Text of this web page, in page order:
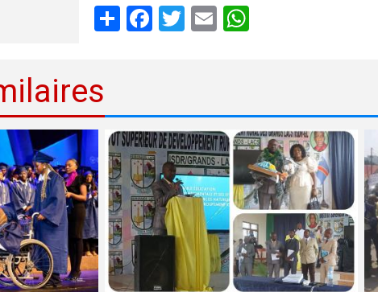
ShareFacebook
Twitter
Email